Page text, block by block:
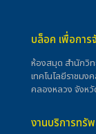
บล็อค เพื่อกา
ห้องสมุด สำนักวิท
เทคโนโลยีราชม
คลองหลวง จังห
งานบริการทรั